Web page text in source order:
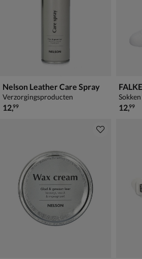
Nelson Leather Care Spray
Verzorgingsproducten
€ 12,99
12,99 € 12,99
12,99